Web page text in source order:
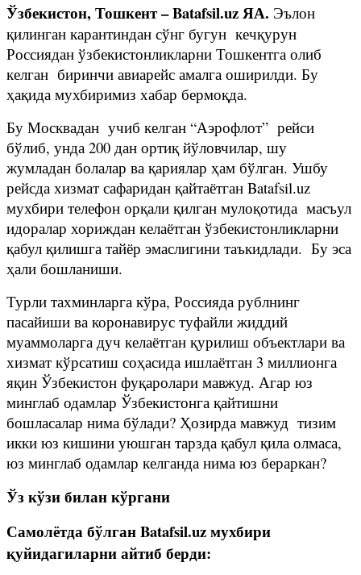
Ўзбекистон, Тошкент – Batafsil.uz ЯА. Эълон
қилинган карантиндан сўнг бугун кечқурун
Россиядан ўзбекистонликларни Тошкентга олиб
келган биринчи авиарейс амалга оширилди. Бу
ҳақида мухбиримиз хабар бермоқда.
Бу Москвадан учиб келган “Аэрофлот” рейси
бўлиб, унда 200 дан ортиқ йўловчилар, шу
жумладан болалар ва қариялар ҳам бўлган. Ушбу
рейсда хизмат сафаридан қайтаётган Batafsil.uz
мухбири телефон орқали қилган мулоқотида масъул
идоралар хориждан келаётган ўзбекистонликларни
қабул қилишга тайёр эмаслигини таъкидлади. Бу эса
ҳали бошланиши.
Турли тахминларга кўра, Россияда рублнинг
пасайиши ва коронавирус туфайли жиддий
муаммоларга дуч келаётган қурилиш объектлари ва
хизмат кўрсатиш соҳасида ишлаётган 3 миллионга
яқин Ўзбекистон фуқаролари мавжуд. Агар юз
минглаб одамлар Ўзбекистонга қайтишни
бошласалар нима бўлади? Ҳозирда мавжуд тизим
икки юз кишини уюшган тарзда қабул қила олмаса,
юз минглаб одамлар келганда нима юз бераркан?
Ўз кўзи билан кўргани
Самолётда бўлган Batafsil.uz мухбири
қуйидагиларни айтиб берди: